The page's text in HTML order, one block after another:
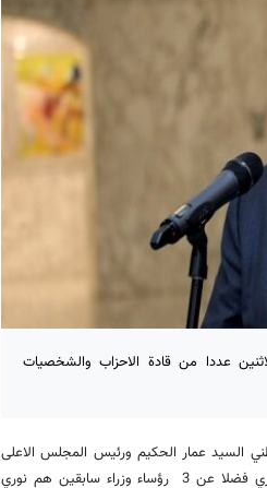
عددا من قادة الاحزاب والشخصيات
السيد عمار الحكيم ورئيس المجلس الاعلى
الاسلامي العراقي الشيخ همام حمودي ورئيس تحالف الفتح هادي العامري فضلا عن 3 رؤساء وزراء سابقين هم نوري